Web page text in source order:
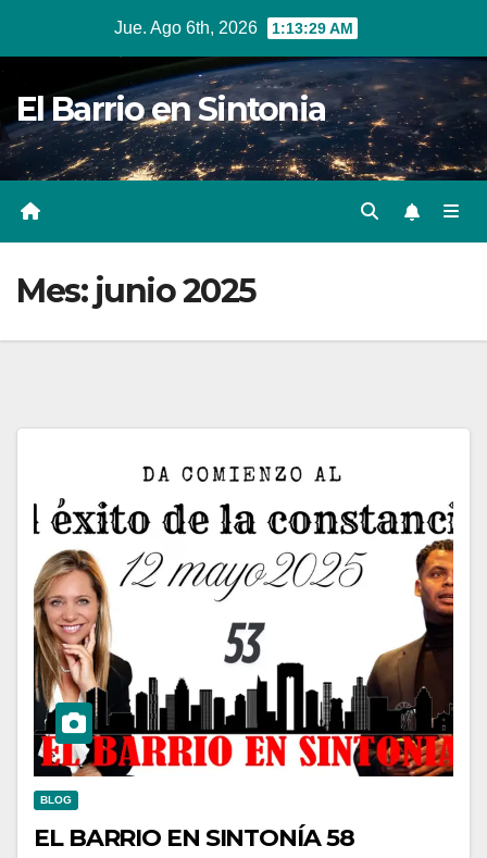
Jue. Ago 6th, 2026 1:13:29 AM
El Barrio en Sintonia
Mes: junio 2025
BLOG
EL BARRIO EN SINTONÍA 58